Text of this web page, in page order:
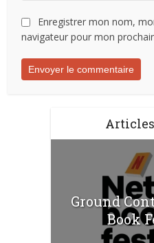
Enregistrer mon nom,
navigateur pour mon
Ground
Book